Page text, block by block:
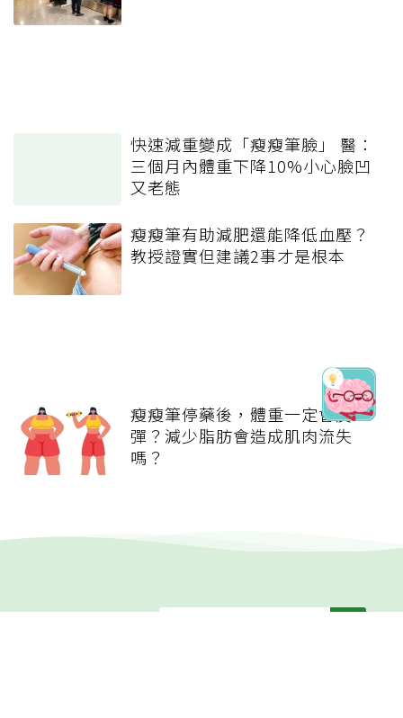
快速減重變成「瘦瘦筆臉」 醫：
三個月內體重下降10%小心臉凹
又老態
瘦瘦筆有助減肥還能降低血壓？
教授證實但建議2事才是根本
瘦瘦筆停藥後，體重一定會反
彈？減少脂肪會造成肌肉流失
嗎？